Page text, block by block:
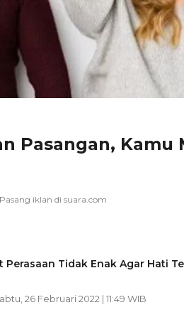
Pasangan, Kamu
Perasaan Tidak Enak Agar Hati
26 Februari 2022 | 11:49 WIB